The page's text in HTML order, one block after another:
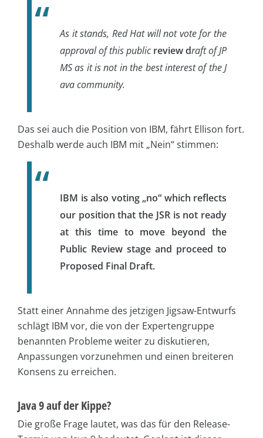
As it stands, Red Hat will not vote for the
approval of this publicreview draft of JP
MS as it is not in the best interest of the J
ava community.
Das sei auch die Position von IBM, fährt Ellison fort.
Deshalb werde auch IBM mit „Nein“ stimmen:
IBM is also voting „no“ which reflects
our position that the JSR is not ready
at this time to move beyond the
Public Review stage and proceed to
Proposed Final Draft.
Statt einer Annahme des jetzigen Jigsaw-Entwurfs
schlägt IBM vor, die von der Expertengruppe
benannten Probleme weiter zu diskutieren,
Anpassungen vorzunehmen und einen breiteren
Konsens zu erreichen.
Java 9 auf der Kippe?
Die große Frage lautet, was das für den Release-